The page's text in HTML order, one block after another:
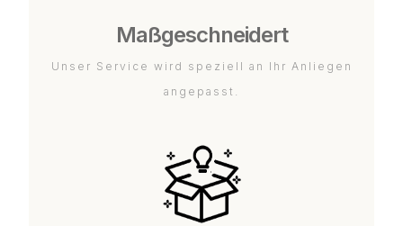
Maßgeschneidert
Unser Service wird speziell an Ihr Anliegen
angepasst.